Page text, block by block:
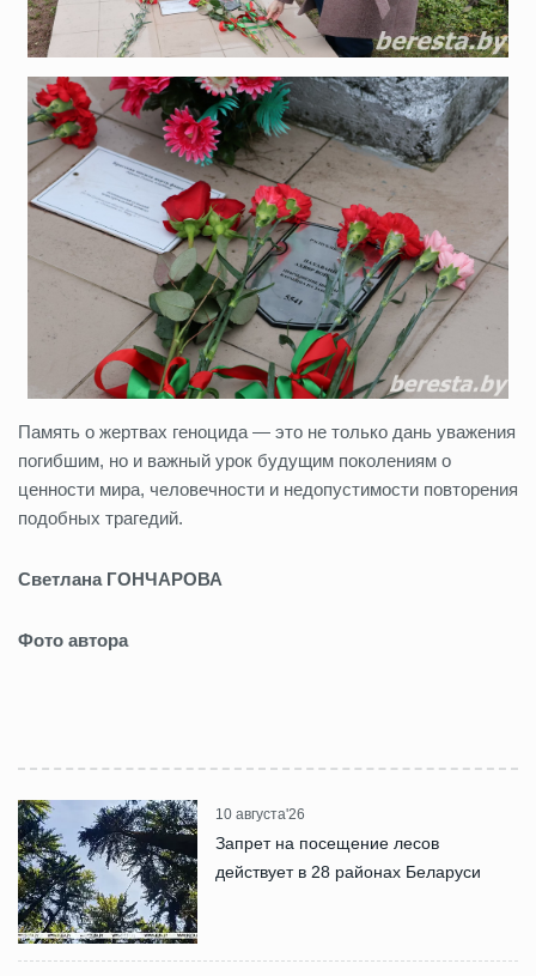
Память о жертвах геноцида — это не только дань уважения
погибшим, но и важный урок будущим поколениям о
ценности мира, человечности и недопустимости повторения
подобных трагедий.
Светлана ГОНЧАРОВА
Фото автора
10 августа'26
Запрет на посещение лесов
действует в 28 районах Беларуси